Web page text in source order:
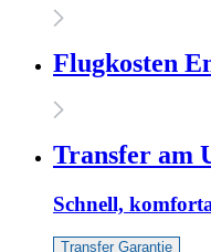
Flugkosten
Transfer am
Schnell,
Transfer Garantie